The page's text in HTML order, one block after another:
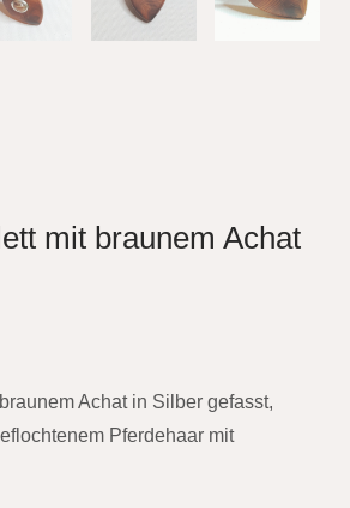
mit braunem Achat
Achat in Silber gefasst,
Pferdehaar mit